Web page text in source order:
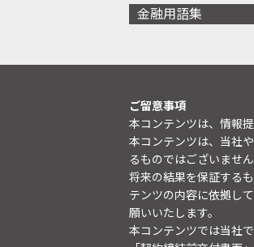
金融用語集
ご留意事項
本コンテンツは、情報
本コンテンツは、当社
るものではございませ
将来の結果を保証する
テンツの内容に依拠し
願いいたします。
本コンテンツでは当社